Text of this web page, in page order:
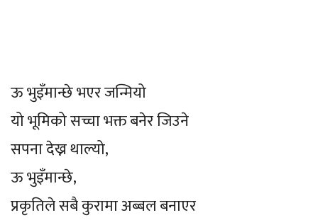
ऊ भुइँमान्छे भएर जन्मियो
यो भूमिको सच्चा भक्त बनेर जिउने
सपना देख्न थाल्यो,
ऊ भुइँमान्छे,
प्रकृतिले सबै कुरामा अब्बल बनाएर